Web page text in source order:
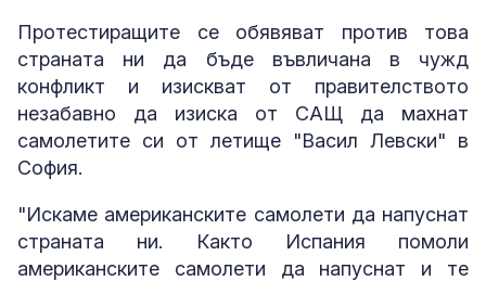
Протестиращите се обявяват против това
страната ни да бъде въвличана в чужд
конфликт и изискват от правителството
незабавно да изиска от САЩ да махнат
самолетите си от летище "Васил Левски" в
София.
"Искаме американските самолети да напуснат
страната ни. Както Испания помоли
американските самолети да напуснат и те